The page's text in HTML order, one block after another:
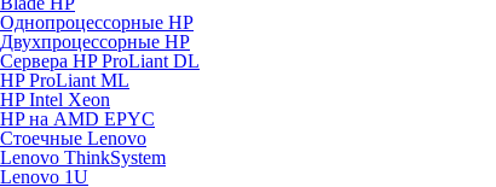
Однопроцессорные HP
Двухпроцессорные HP
Сервера HP ProLiant DL
HP ProLiant ML
HP Intel Xeon
HP на AMD EPYC
Стоечные Lenovo
Lenovo ThinkSystem
Lenovo 1U